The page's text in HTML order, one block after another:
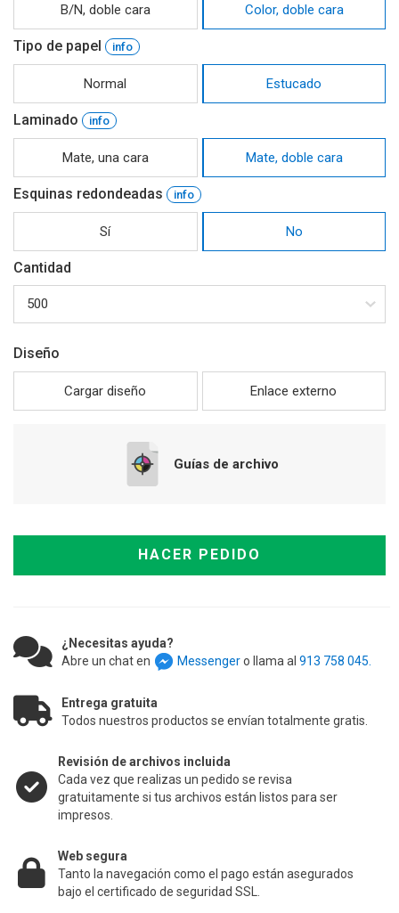
B/N, doble cara Color, doble cara
Tipo de papel
Normal Estucado
Laminado
Mate, una cara Mate, doble cara
Esquinas redondeadas
Sí No
Cantidad
Diseño
Cargar diseño Enlace externo
Guías de archivo
HACER PEDIDO
¿Necesitas ayuda?
Abre un chat en
Messengero llama al 913 758 045.
Entrega gratuita
Todos nuestros productos se envían totalmente gratis.
Revisión de archivos incluida
Cada vez que realizas un pedido se revisa
gratuitamente si tus archivos están listos para ser
impresos.
Web segura
Tanto la navegación como el pago están asegurados
bajo el certificado de seguridad SSL.